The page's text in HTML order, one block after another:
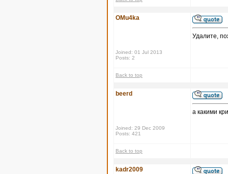
OMu4ka
Joined: 01 Jul 2013
Posts: 2
Удалите,
Back to top
beerd
Joined: 29 Dec 2009
Posts: 421
а какими
Back to top
kadr2009